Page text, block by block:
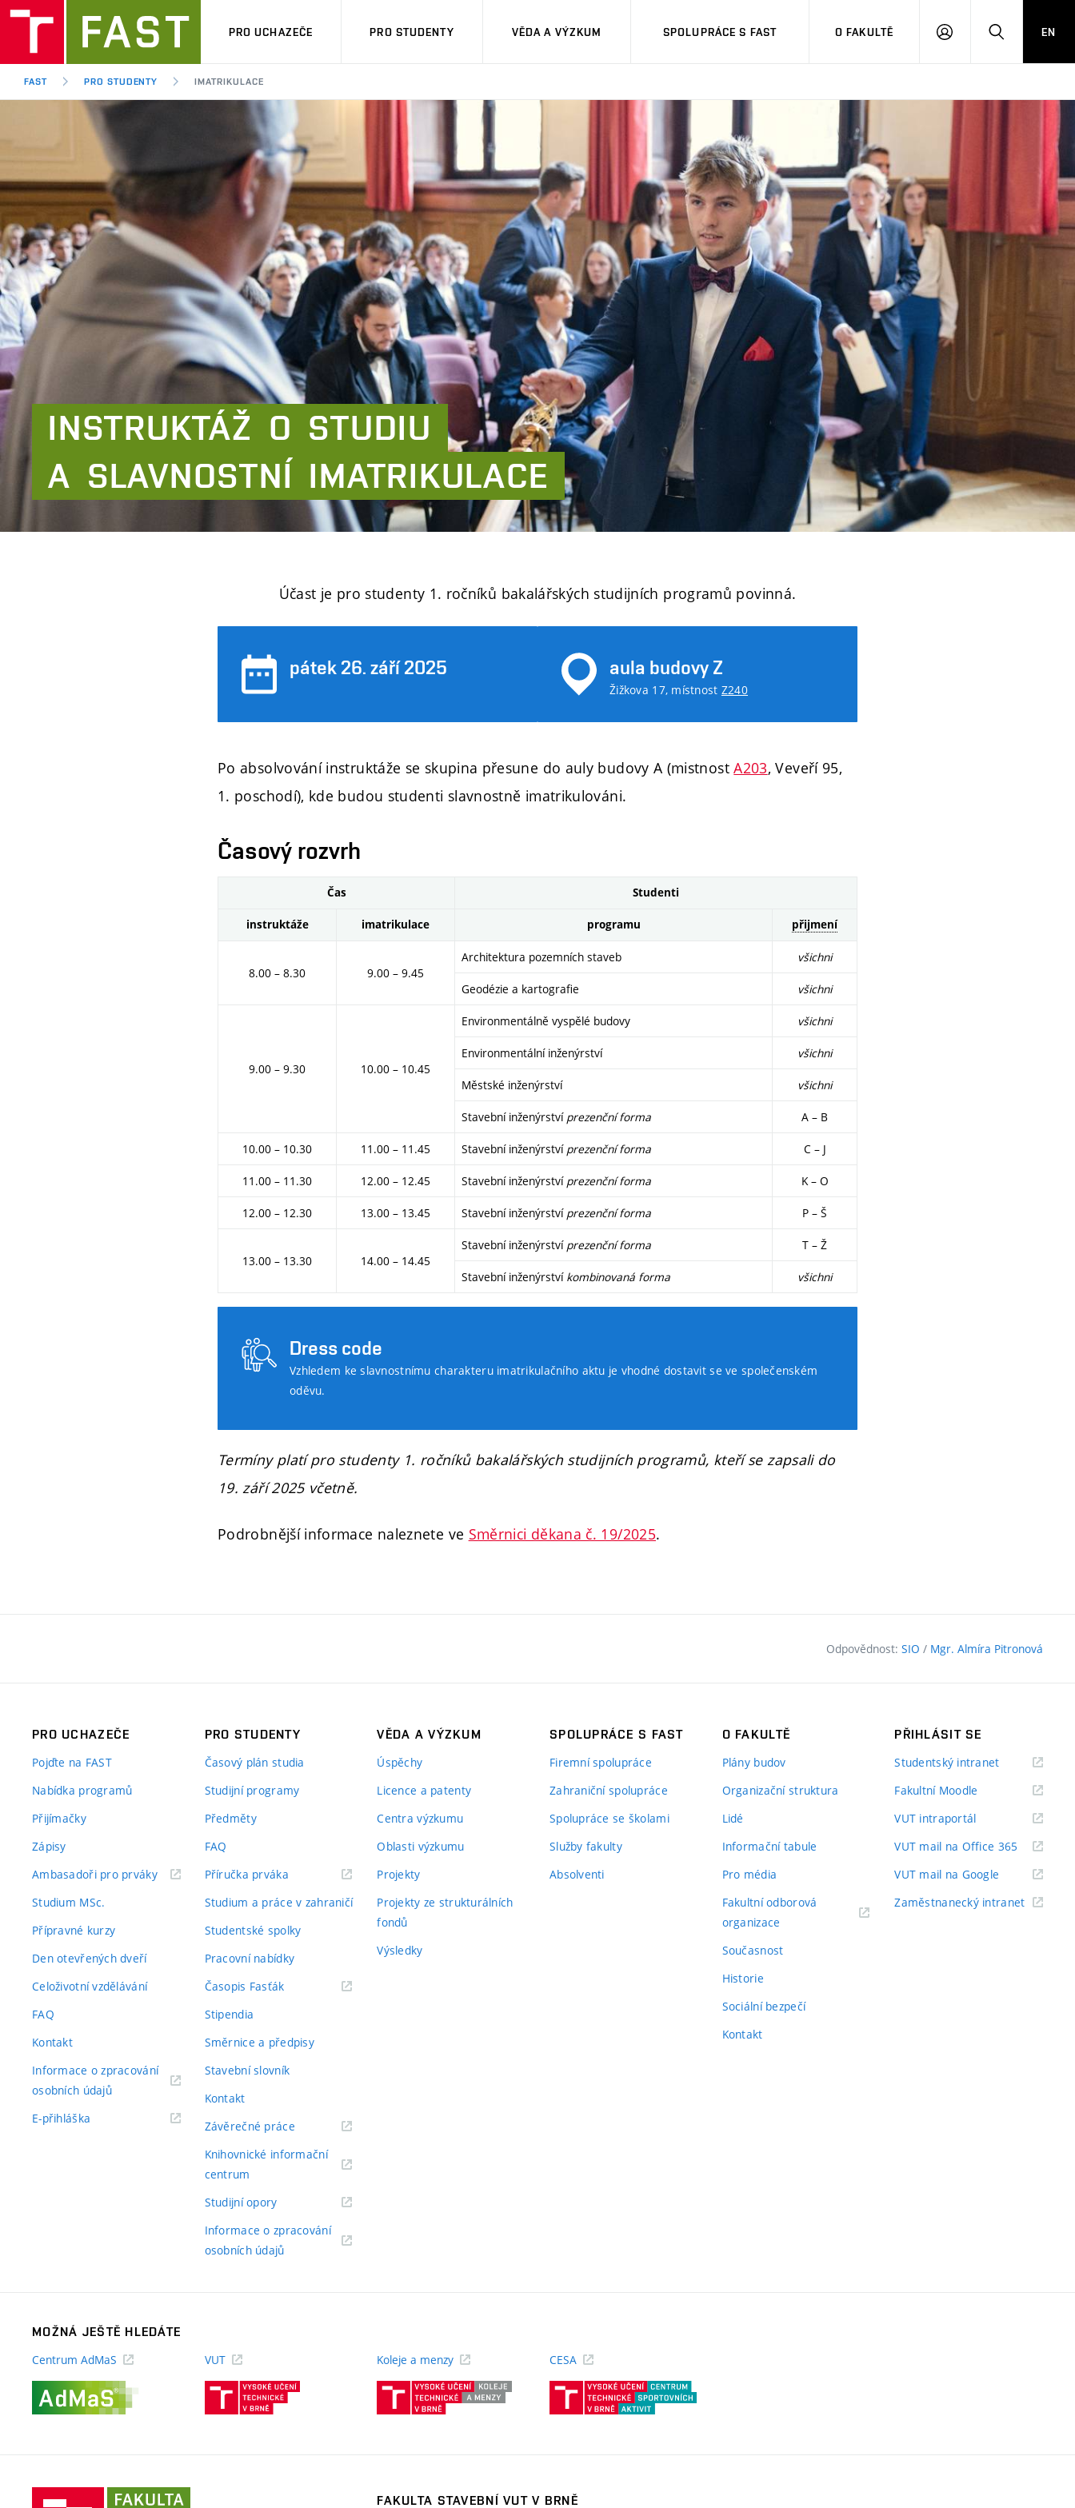
PRO UCHAZEČE PRO STUDENTY VĚDA A VÝZKUM SPOLUPRÁCE S FAST O FAKULTĚ
PŘIHLÁSITHLEDAT
EN
FAST PRO STUDENTY IMATRIKULACE
INSTRUKTÁŽ O STUDIU
A SLAVNOSTNÍ IMATRIKULACE
Účast je pro studenty 1. ročníků bakalářských studijních programů povinná.
pátek 26. září 2025 aula budovy Z
Žižkova 17, místnost Z240
Po absolvování instruktáže se skupina přesune do auly budovy A (mistnostA203, Veveří 95,
1. poschodí), kde budou studenti slavnostně imatrikulováni.
Časový rozvrh
Čas Studenti
instruktáže imatrikulace programu přijmení
8.00 – 8.30 9.00 – 9.45
Architektura pozemních staveb všichni
Geodézie a kartografie všichni
9.00 – 9.30 10.00 – 10.45
Environmentálně vyspělé budovy všichni
Environmentální inženýrství všichni
Městské inženýrství všichni
Stavební inženýrství prezenční forma A – B
10.00 – 10.30 11.00 – 11.45 Stavební inženýrství prezenční forma C – J
11.00 – 11.30 12.00 – 12.45 Stavební inženýrství prezenční forma K – O
12.00 – 12.30 13.00 – 13.45 Stavební inženýrství prezenční forma P – Š
13.00 – 13.30 14.00 – 14.45
Stavební inženýrství prezenční forma T – Ž
Stavební inženýrství kombinovaná forma všichni
Dress code
Vzhledem ke slavnostnímu charakteru imatrikulačního aktu je vhodné dostavit se ve společenském
oděvu.
Termíny platí pro studenty 1. ročníků bakalářských studijních programů, kteří se zapsali do
19. září 2025včetně.
Podrobnější informace naleznete ve Směrnici děkana č. 19/2025.
Odpovědnost: SIO / Mgr. Almíra Pitronová
PRO UCHAZEČE
Pojďte na FAST
Nabídka programů
Přijímačky
Zápisy
Ambasadoři pro prváky(externí
Studium MSc.
Přípravné kurzy
Den otevřených dveří
Celoživotní vzdělávání
FAQ
Kontakt
Informace o zpracování
osobních údajů(externí
E-přihláška
PRO STUDENTY
Časový plán studia
Studijní programy
Předměty
FAQ
Příručka prváka(externí
Studium a práce v zahraničí
Studentské spolky
Pracovní nabídky
Časopis Fasťák(externí
Stipendia
Směrnice a předpisy
Stavební slovník
Kontakt
Závěrečné práce(externí
Knihovnické informační
centrum
Studijní opory(externí
Informace o zpracování
osobních údajů(externí
VĚDA A VÝZKUM
Úspěchy
Licence a patenty
Centra výzkumu
Oblasti výzkumu
Projekty
Projekty ze strukturálních
fondů
Výsledky
SPOLUPRÁCE S FAST
Firemní spolupráce
Zahraniční spolupráce
Spolupráce se školami
Služby fakulty
Absolventi
O FAKULTĚ
Plány budov
Organizační struktura
Lidé
Informační tabule
Pro média
Fakultní odborová
organizace
Současnost
Historie
Sociální bezpečí
Kontakt
PŘIHLÁSIT SE
Studentský intranet(externí
Fakultní Moodle
VUT intraportál(externí
VUT mail na Office 365 (externí
odkaz)
VUT mail na Google (externí
Zaměstnanecký intranet(externí
MOŽNÁ JEŠTĚ HLEDÁTE
Centrum AdMaS
VUT
(externí
Koleje a menzy
(externí
CESA
FAKULTA STAVEBNÍ VUT V BRNĚ